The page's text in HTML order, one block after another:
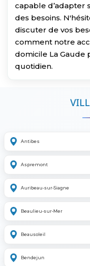
capable d’adapter
des besoins.
discuter de vos
comment notre
domicile La
quotidien.
Antibes
Aspremont
Auribeau-sur-Siagne
Beaulieu-sur-Mer
Beausoleil
Bendejun